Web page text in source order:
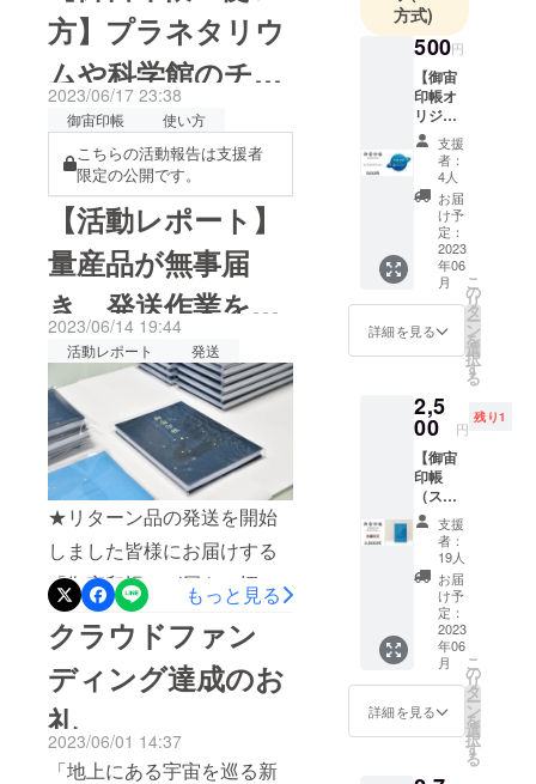
こうと「ロケットアクリル
スタンド」クラウドファン
ディングを4月21日より開始
いたします。「H3ロケット
試作機応援サポーター」を
務めたこともあり、今回は
JAXA商品化許諾申請および
「JAXA LABEL DESIGN」
申請を行い許諾を頂きまし
た。これにより「ロケット
アクリルスタンド」の台座
には「JAXA LABEL
DESIGN」のロゴが入った
物を皆様のお手元にお届け
する準備ができました。つ
きましては、不躾なお願い
で恐縮ですが下記ロケット
アクリルスタンドクラウド
ファンディングページの
「お気に入り登録」をして
頂けますと幸いです。また
皆様からのご声援は、私た
ちとって大きな励みとなり
式オンラインショップ
「Starrium（スターリウ
ム）」からの販売となりま
す。また「御宙印帳」発売
開始を記念して、公式オン
ラインショップでは、「人
工衛星かるた」を20％OFF
にてご購入できる「御宙印
帳発売開始記念セール」も
開催しております。あわせ
てご利用ください。公式オ
ンラインショップ
「Starrium（スターリウ
ム）」
https://onlineplane.official.ec
/
方】プラネタリウ
ムや科学館のチ
ケットをスクラッ
プ！
2023/06/17 23:38
御宙印帳 使い方
こちらの活動報告は支援者
限定の公開です。
【活動レポート】
量産品が無事届
き、発送作業を始
めました！
2023/06/14 19:44
活動レポート 発送
★リターン品の発送を開始
しました皆様にお届けする
「御宙印帳」が届き、梱包
作業を行いながら、本日か
ら順次発送を開始いたしま
した。発送準備が出来たも
のから順次発送しているた
め、皆様のお手元に届くタ
もっと見る
クラウドファン
ディング達成のお
礼
2023/06/01 14:37
「地上にある宇宙を巡る新
大人はも
ちろん、夢
や希望にあ
ふれた子ど
もたちに、
驚きや感動
を届けるた
めに、小さ
なことから
一歩ずつ、
「宇宙」に
関する事業
を進めてま
方式)
500円
【御宙
印帳オ
リジナ
ルス
テッ
カー】
『御宙
印帳★
オリジ
ナルス
テッ
カーx1
枚』
（オリ
ジナル
ステッ
縦
50mm
x 横
70mm
） 御宙
印帳ロ
ゴを、
御宙印
帳に
薄っす
らと描
かれて
いる
「土
星」に
描いた
オリジ
支援
者：
4人
お届
け予
定：
2023
年06
月
詳細を見る
こ
の
リ
タ
ー
ン
を
選
択
す
る
2,5
00 円
残り1
【御宙
印帳
（スカ
イブ
ルー）
・数量
限定割
引】
『御宙
印帳
（スカ
イブ
ルー）
x1冊+オ
リジナ
ルス
支援
者：
19人
お届
け予
定：
2023
年06
月
詳細を見る
こ
の
リ
タ
ー
ン
を
選
択
す
る